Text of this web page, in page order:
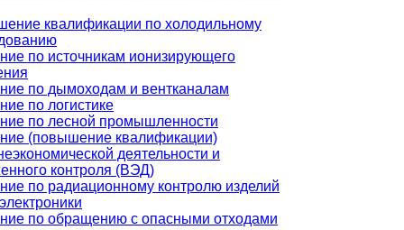
квалификации по холодильному
по источникам ионизирующего
по дымоходам и вентканалам
по логистике
по лесной промышленности
(повышение квалификации)
деятельности и
контроля (ВЭД)
по радиационному контролю изделий
по обращению с опасными отходами